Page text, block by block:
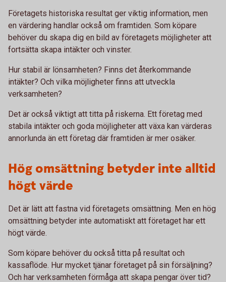
Företagets historiska resultat ger viktig information, men
en värdering handlar också om framtiden. Som köpare
behöver du skapa dig en bild av företagets möjligheter att
fortsätta skapa intäkter och vinster.
Hur stabil är lönsamheten? Finns det återkommande
intäkter? Och vilka möjligheter finns att utveckla
verksamheten?
Det är också viktigt att titta på riskerna. Ett företag med
stabila intäkter och goda möjligheter att växa kan värderas
annorlunda än ett företag där framtiden är mer osäker.
Hög omsättning betyder inte alltid
högt värde
Det är lätt att fastna vid företagets omsättning. Men en hög
omsättning betyder inte automatiskt att företaget har ett
högt värde.
Som köpare behöver du också titta på resultat och
kassaflöde. Hur mycket tjänar företaget på sin försäljning?
Och har verksamheten förmåga att skapa pengar över tid?